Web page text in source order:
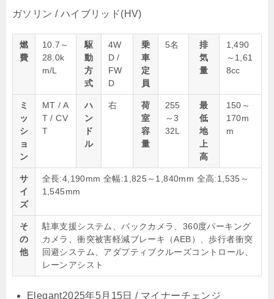
ガソリン / ハイブリッド(HV)
燃
費
10.7～
28.0k
m/L
駆
動
方
式
4W
D /
FW
D
乗
車
定
員
5名
排
気
量
1,490
～1,61
8cc
ミ
ッ
シ
ョ
ン
MT / A
T / CV
T
ハ
ン
ド
ル
右
荷
室
容
量
255
～3
32L
最
低
地
上
高
150～
170m
m
サ
イ
ズ
全長:4,190mm 全幅:1,825～1,840mm 全高:1,535～
1,545mm
そ
の
他
駐車支援システム、バックカメラ、360度パーキング
カメラ、衝突被害軽減ブレーキ（AEB）、歩行者衝突
回避システム、アダプティブクルーズコントロール、
レーンアシスト
Elegant2025年5月15日 / マイナーチェンジ